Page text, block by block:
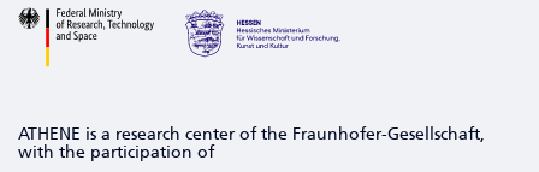
ATHENE is a research center of the Fraunhofer-Gesellschaft,
with the participation of